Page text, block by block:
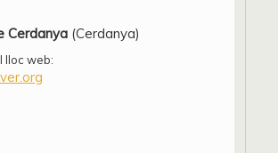
Cerdanya (Cerdanya)
lloc web: